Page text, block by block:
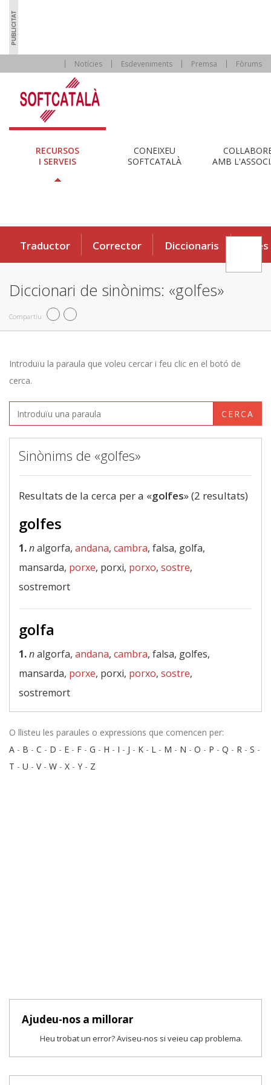
Notícies Esdeveniments Premsa Fòrums
RECURSOS
I SERVEIS
CONEIXEU
SOFTCATALÀ
AMB
Traductor Corrector Diccionaris Eines
Diccionari de sinònims: «golfes»
Compartiu
Introduïu la paraula que voleu cercar i feu clic en el botó de
cerca.
CERCA
Sinònims de «golfes»
Resultats de la cerca per a «golfes» (2 resultats)
golfes
1.nalgorfa, andana, cambra, falsa, golfa,
mansarda, porxe, porxi, porxo, sostre,
sostremort
golfa
1.nalgorfa, andana, cambra, falsa, golfes,
mansarda, porxe, porxi, porxo, sostre,
sostremort
O llisteu les paraules o expressions que comencen per:
A - B - C - D - E - F - G - H - I - J - K - L - M - N - O - P - Q - R - S -
T - U - V- W - X - Y - Z
Ajudeu-nos a millorar
Heu trobat un error? Aviseu-nos si veieu cap problema.